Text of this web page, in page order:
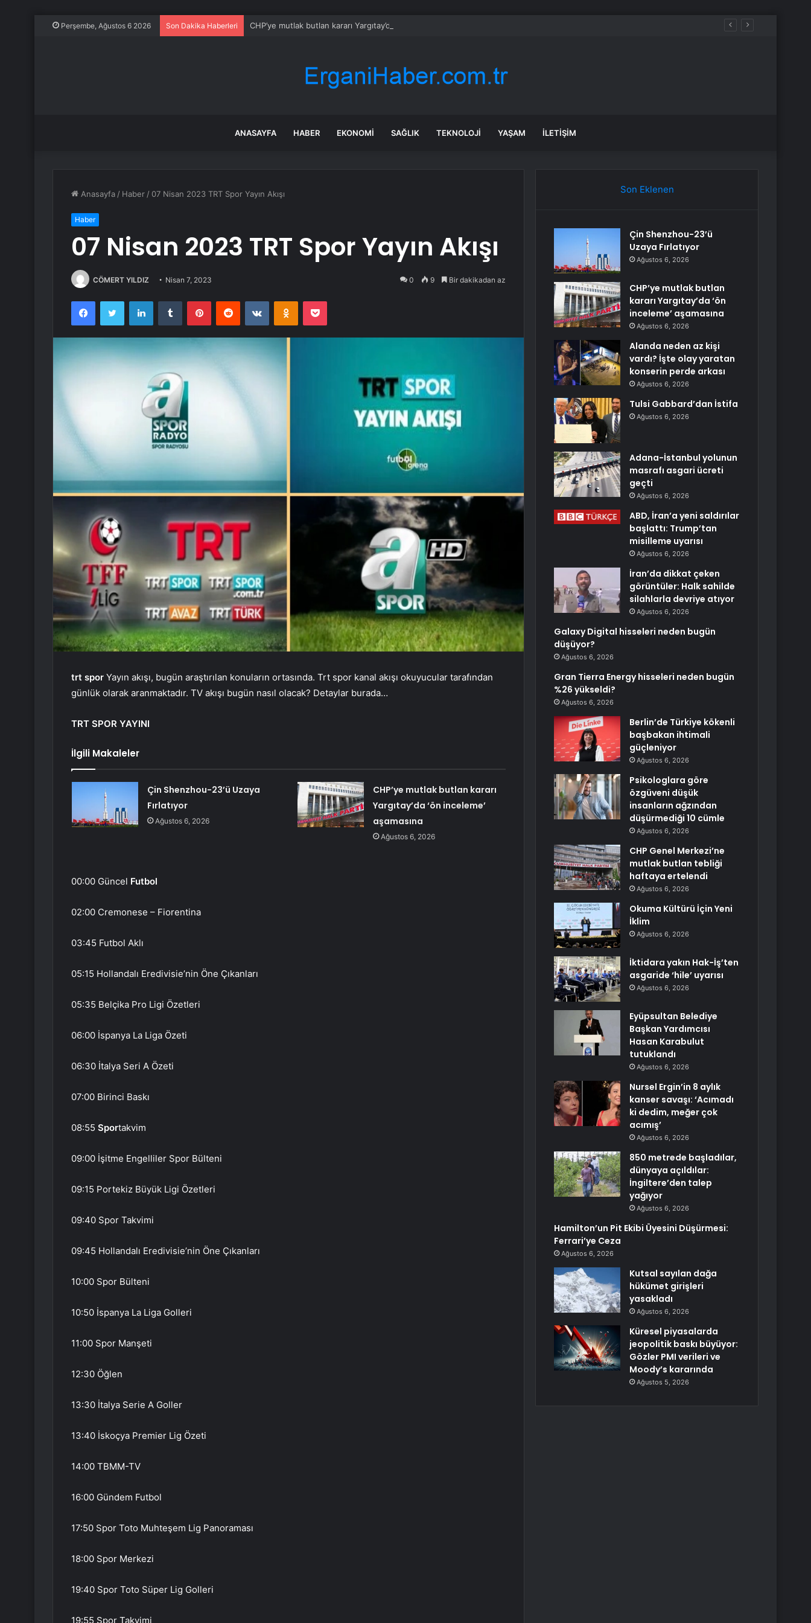
Perşembe, Ağustos 6 2026 Son Dakika Haberleri CHP’ye mutlak butlan kararı Yargıtay’da ‘ön inceleme’ aşamasına
ANASAYFA HABER EKONOMI SAĞLIK TEKNOLOJI YAŞAM İLETIŞIM
Anasayfa / Haber /07 Nisan 2023 TRT Spor Yayın Akışı
Haber
07 Nisan 2023 TRT Spor Yayın Akışı
CÖMERT YILDIZ Nisan 7, 2023 0 9 Bir dakikadan az
FacebookTwitter LinkedInTumblr PinterestReddit VKontakteOdnoklassniki
Pocket
trt spor Yayın akışı, bugün araştırılan konuların ortasında. Trt spor kanal akışı okuyucular tarafından
günlük olarak aranmaktadır. TV akışı bugün nasıl olacak? Detaylar burada…
TRT SPOR YAYINI
İlgili Makaleler
Çin Shenzhou-23’ü Uzaya
Fırlatıyor
Ağustos 6, 2026
CHP’ye mutlak butlan kararı
Yargıtay’da ‘ön inceleme’
aşamasına
Ağustos 6, 2026
00:00 Güncel Futbol
02:00 Cremonese – Fiorentina
03:45 Futbol Aklı
05:15 Hollandalı Eredivisie’nin Öne Çıkanları
05:35 Belçika Pro Ligi Özetleri
06:00 İspanya La Liga Özeti
06:30 İtalya Seri A Özeti
07:00 Birinci Baskı
08:55 Sportakvim
09:00 İşitme Engelliler Spor Bülteni
09:15 Portekiz Büyük Ligi Özetleri
09:40 Spor Takvimi
09:45 Hollandalı Eredivisie’nin Öne Çıkanları
10:00 Spor Bülteni
10:50 İspanya La Liga Golleri
11:00 Spor Manşeti
12:30 Öğlen
13:30 İtalya Serie A Goller
13:40 İskoçya Premier Lig Özeti
14:00 TBMM-TV
16:00 Gündem Futbol
17:50 Spor Toto Muhteşem Lig Panoraması
18:00 Spor Merkezi
19:40 Spor Toto Süper Lig Golleri
19:55 Spor Takvimi
Son Eklenen
Çin Shenzhou-23’ü
Uzaya Fırlatıyor
Ağustos 6, 2026
CHP’ye mutlak butlan
kararı Yargıtay’da ‘ön
inceleme’ aşamasına
Ağustos 6, 2026
Alanda neden az kişi
vardı? İşte olay yaratan
konserin perde arkası
Ağustos 6, 2026
Tulsi Gabbard’dan İstifa
Ağustos 6, 2026
Adana-İstanbul yolunun
masrafı asgari ücreti
geçti
Ağustos 6, 2026
ABD, İran’a yeni saldırılar
başlattı: Trump’tan
misilleme uyarısı
Ağustos 6, 2026
İran’da dikkat çeken
görüntüler: Halk sahilde
silahlarla devriye atıyor
Ağustos 6, 2026
Galaxy Digital hisseleri neden bugün
düşüyor?
Ağustos 6, 2026
Gran Tierra Energy hisseleri neden bugün
%26 yükseldi?
Ağustos 6, 2026
Berlin’de Türkiye kökenli
başbakan ihtimali
güçleniyor
Ağustos 6, 2026
Psikologlara göre
özgüveni düşük
insanların ağzından
düşürmediği 10 cümle
Ağustos 6, 2026
CHP Genel Merkezi’ne
mutlak butlan tebliği
haftaya ertelendi
Ağustos 6, 2026
Okuma Kültürü İçin Yeni
İklim
Ağustos 6, 2026
İktidara yakın Hak-İş’ten
asgaride ‘hile’ uyarısı
Ağustos 6, 2026
Eyüpsultan Belediye
Başkan Yardımcısı
Hasan Karabulut
tutuklandı
Ağustos 6, 2026
Nursel Ergin’in 8 aylık
kanser savaşı: ‘Acımadı
ki dedim, meğer çok
acımış’
Ağustos 6, 2026
850 metrede başladılar,
dünyaya açıldılar:
İngiltere’den talep
yağıyor
Ağustos 6, 2026
Hamilton’un Pit Ekibi Üyesini Düşürmesi:
Ferrari’ye Ceza
Ağustos 6, 2026
Kutsal sayılan dağa
hükümet girişleri
yasakladı
Ağustos 6, 2026
Küresel piyasalarda
jeopolitik baskı büyüyor:
Gözler PMI verileri ve
Moody’s kararında
Ağustos 5, 2026